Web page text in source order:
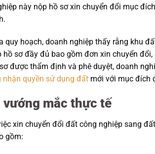
này nộp hồ sơ xin chuyển đổi mục
quy hoạch, doanh nghiệp thấy rằng khu
hồ sơ đầy đủ bao gồm đơn xin chuyển
được thẩm định và phê duyệt, doanh
nhận quyền sử dụng đất mới với mục đích
vướng mắc thực tế
xin chuyển đổi đất công nghiệp sang
gồm: